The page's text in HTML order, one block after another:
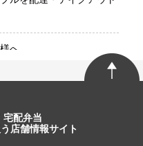
へ
宅配弁当
店舗情報サイト